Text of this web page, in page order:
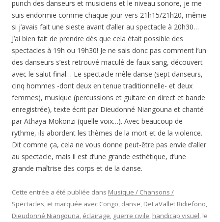
punch des danseurs et musiciens et le niveau sonore, je me
suis endormie comme chaque jour vers 21h15/21h20, même
si j’avais fait une sieste avant d’aller au spectacle à 20h30…
J’ai bien fait de prendre dès que cela était possible des
spectacles à 19h ou 19h30! Je ne sais donc pas comment l’un
des danseurs s’est retrouvé maculé de faux sang, découvert
avec le salut final… Le spectacle mêle danse (sept danseurs,
cinq hommes -dont deux en tenue traditionnelle- et deux
femmes), musique (percussions et guitare en direct et bande
enregistrée), texte écrit par Dieudonné Niangouna et chanté
par Athaya Mokonzi (quelle voix…). Avec beaucoup de
rythme, ils abordent les thèmes de la mort et de la violence.
Dit comme ça, cela ne vous donne peut-être pas envie d’aller
au spectacle, mais il est d’une grande esthétique, d’une
grande maîtrise des corps et de la danse.
Cette entrée a été publiée dans Musique / Chansons /
Spectacles, et marquée avec Congo, danse, DeLaVallet Bidiefono,
Dieudonné Niangouna, éclairage, guerre civile, handicap visuel, le